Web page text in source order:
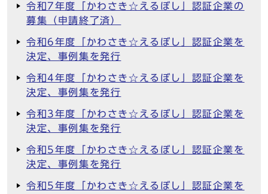
令和7年度「かわさき☆えるぼし」認証企業の
募集（申請終了済）
令和6年度「かわさき☆えるぼし」認証企業を
決定、事例集を発行
令和4年度「かわさき☆えるぼし」認証企業を
決定、事例集を発行
令和3年度「かわさき☆えるぼし」認証企業を
決定、事例集を発行
令和5年度「かわさき☆えるぼし」認証企業を
決定、事例集を発行
令和5年度「かわさき☆えるぼし」認証企業を